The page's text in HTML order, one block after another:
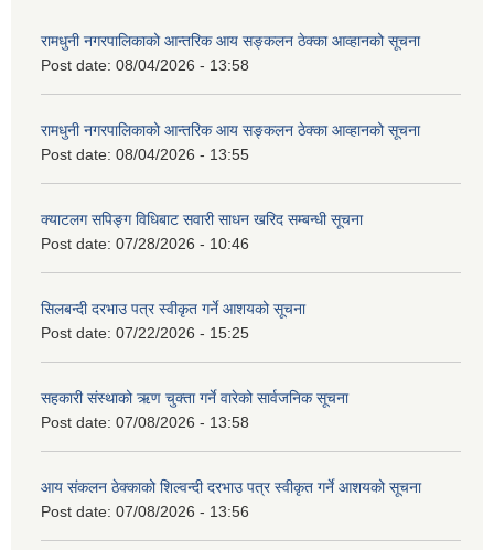
रामधुनी नगरपालिकाको आन्तरिक आय सङ्कलन ठेक्का आव्हानको सूचना
Post date: 08/04/2026 - 13:58
रामधुनी नगरपालिकाको आन्तरिक आय सङ्कलन ठेक्का आव्हानको सूचना
Post date: 08/04/2026 - 13:55
क्याटलग सपिङ्ग विधिबाट सवारी साधन खरिद सम्बन्धी सूचना
Post date: 07/28/2026 - 10:46
सिलबन्दी दरभाउ पत्र स्वीकृत गर्ने आशयको सूचना
Post date: 07/22/2026 - 15:25
सहकारी संस्थाको ऋण चुक्ता गर्ने वारेको सार्वजनिक सूचना
Post date: 07/08/2026 - 13:58
आय संकलन ठेक्काको शिल्वन्दी दरभाउ पत्र स्वीकृत गर्ने आशयको सूचना
Post date: 07/08/2026 - 13:56